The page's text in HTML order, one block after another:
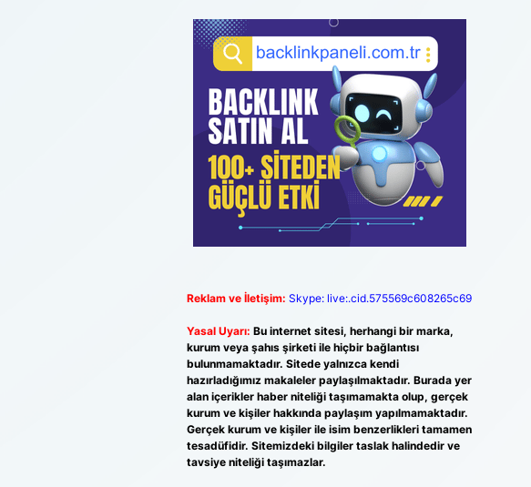
Reklam ve İletişim: Skype: live:.cid.575569c608265c69
Yasal Uyarı: Bu internet sitesi, herhangi bir marka,
kurum veya şahıs şirketi ile hiçbir bağlantısı
bulunmamaktadır. Sitede yalnızca kendi
hazırladığımız makaleler paylaşılmaktadır. Burada yer
alan içerikler haber niteliği taşımamakta olup, gerçek
kurum ve kişiler hakkında paylaşım yapılmamaktadır.
Gerçek kurum ve kişiler ile isim benzerlikleri tamamen
tesadüfidir. Sitemizdeki bilgiler taslak halindedir ve
tavsiye niteliği taşımazlar.